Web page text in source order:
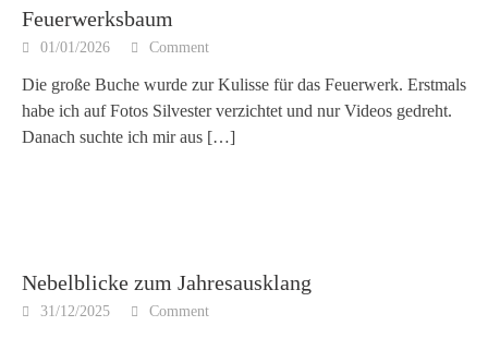
Feuerwerksbaum
01/01/2026 Comment
Die große Buche wurde zur Kulisse für das Feuerwerk. Erstmals
habe ich auf Fotos Silvester verzichtet und nur Videos gedreht.
Danach suchte ich mir aus […]
Nebelblicke zum Jahresausklang
31/12/2025 Comment